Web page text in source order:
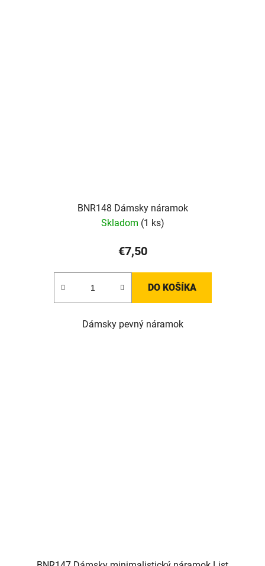
BNR148 Dámsky náramok
Skladom (1 ks)
€7,50
DO KOŠÍKA
Dámsky pevný náramok